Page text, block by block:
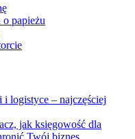
o papieżu
logistyce – najczęściej
jak księgowość dla
Twój biznes